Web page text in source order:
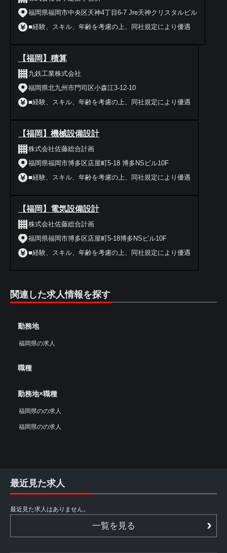
福岡県福岡市中央区天神4丁目6-7 Jre天神クリスタルビル
■経験、スキル、年齢を考慮の上、同社規定により優遇
【福岡】積算
九鉄工業株式会社
福岡県北九州市門司区小森江3-12-10
■経験、スキル、年齢を考慮の上、同社規定により優遇
【福岡】機械設備設計
株式会社佐藤総合計画
福岡県福岡市博多区店屋町5-18 博多NSビル10F
■経験、スキル、年齢を考慮の上、同社規定により優遇
【福岡】電気設備設計
株式会社佐藤総合計画
福岡県福岡市博多区店屋町5-18博多NSビル10F
■経験、スキル、年齢を考慮の上、同社規定により優遇
関連した求人情報を探す
勤務地
福岡県の求人
職種
勤務地×職種
福岡県のの求人
福岡県のの求人
最近見た求人
最近見た求人はありません。
一覧を見る